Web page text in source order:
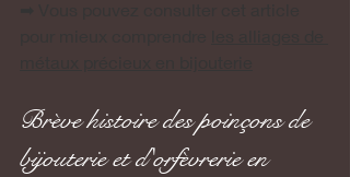
Brève histoire des poinçons de
bijouterie et d'orfèvrerie en